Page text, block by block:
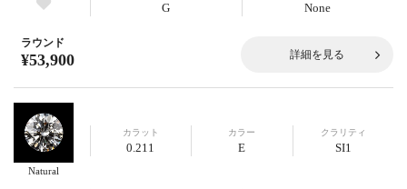
G None
ラウンド
¥53,900 詳細を見る
Natural
カラット
0.211
カラー
E
クラリティ
SI1